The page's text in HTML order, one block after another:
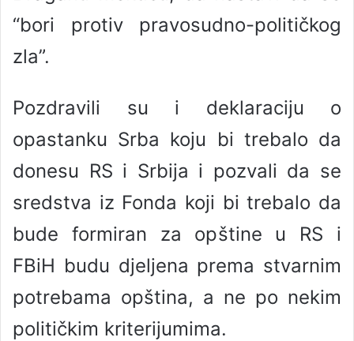
“bori protiv pravosudno-političkog
zla”.
Pozdravili su i deklaraciju o
opastanku Srba koju bi trebalo da
donesu RS i Srbija i pozvali da se
sredstva iz Fonda koji bi trebalo da
bude formiran za opštine u RS i
FBiH budu djeljena prema stvarnim
potrebama opština, a ne po nekim
političkim kriterijumima.